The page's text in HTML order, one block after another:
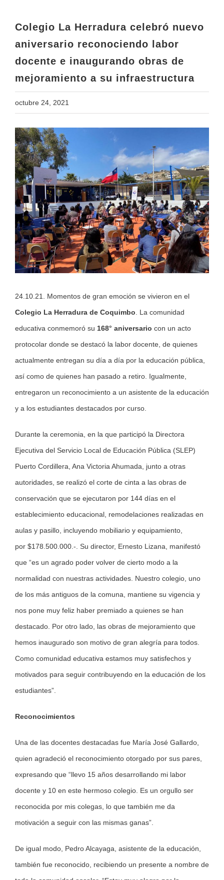
Colegio La Herradura celebró nuevo
aniversario reconociendo labor
docente e inaugurando obras de
mejoramiento a su infraestructura
octubre 24, 2021
View
Larger
Image
24.10.21. Momentos de gran emoción se vivieron en el
Colegio La Herradura de Coquimbo . La comunidad
educativa conmemoró su 168° aniversario con un acto
protocolar donde se destacó la labor docente, de quienes
actualmente entregan su día a día por la educación pública,
así como de quienes han pasado a retiro. Igualmente,
entregaron un reconocimiento a un asistente de la educación
y a los estudiantes destacados por curso.
Durante la ceremonia, en la que participó la Directora
Ejecutiva del Servicio Local de Educación Pública (SLEP)
Puerto Cordillera, Ana Victoria Ahumada, junto a otras
autoridades, se realizó el corte de cinta a las obras de
conservación que se ejecutaron por 144 días en el
establecimiento educacional, remodelaciones realizadas en
aulas y pasillo, incluyendo mobiliario y equipamiento,
por $178.500.000.-. Su director, Ernesto Lizana, manifestó
que “es un agrado poder volver de cierto modo a la
normalidad con nuestras actividades. Nuestro colegio, uno
de los más antiguos de la comuna, mantiene su vigencia y
nos pone muy feliz haber premiado a quienes se han
destacado. Por otro lado, las obras de mejoramiento que
hemos inaugurado son motivo de gran alegría para todos.
Como comunidad educativa estamos muy satisfechos y
motivados para seguir contribuyendo en la educación de los
estudiantes”.
Reconocimientos
Una de las docentes destacadas fue María José Gallardo,
quien agradeció el reconocimiento otorgado por sus pares,
expresando que “llevo 15 años desarrollando mi labor
docente y 10 en este hermoso colegio. Es un orgullo ser
reconocida por mis colegas, lo que también me da
motivación a seguir con las mismas ganas”.
De igual modo, Pedro Alcayaga, asistente de la educación,
también fue reconocido, recibiendo un presente a nombre de